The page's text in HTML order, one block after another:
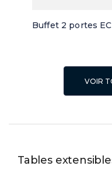
Buffet 2 portes
VOIR
Tables